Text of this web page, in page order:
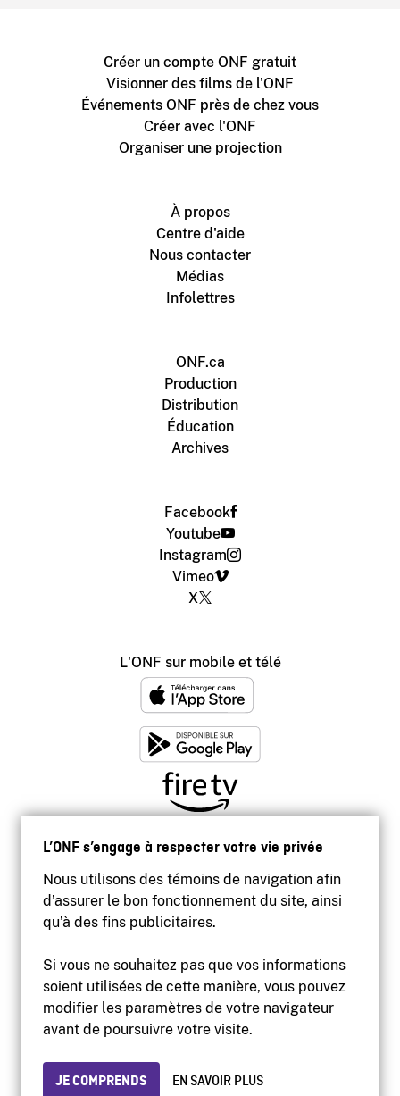
L’ONF s’engage à respecter votre vie privée
Nous utilisons des témoins de navigation afin
d’assurer le bon fonctionnement du site, ainsi
qu’à des fins publicitaires.
Si vous ne souhaitez pas que vos informations
soient utilisées de cette manière, vous pouvez
modifier les paramètres de votre navigateur
avant de poursuivre votre visite.
JE COMPRENDS EN SAVOIR PLUS
Créer un compte ONF gratuit
Visionner des films de l'ONF
Événements ONF près de chez vous
Créer avec l'ONF
Organiser une projection
À propos
Centre d'aide
Nous contacter
Médias
Infolettres
ONF.ca
Production
Distribution
Éducation
Archives
Facebook
Youtube
Instagram
Vimeo
X
L'ONF sur mobile et télé
Accessibilité
Site institutionnel
Protection des renseignements personnels